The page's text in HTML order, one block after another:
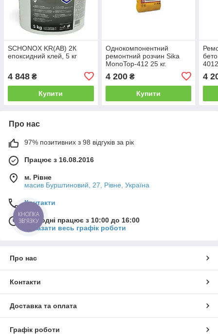
SCHONOX KR(AB) 2К
епоксидний клей, 5 кг
4 848 ₴
Купити
Однокомпонентний
ремонтний розчин Sika
MonoTop-412 25 кг.
4 200₴
Купити
4
Про нас
97% позитивних з 98 відгуків за рік
Працює з 16.08.2016
м. Рівне
масив Бурштиновий, 27, Рівне, Україна
Контакти
Сьогодні працює з 10:00 до 16:00
Показати весь графік роботи
Про нас
Контакти
Доставка та оплата
Графік роботи
КНОПКА
ЗВ'ЯЗКУ